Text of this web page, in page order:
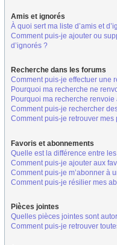
Amis et ignorés
À quoi sert ma liste d’amis et
Comment puis-je ajouter ou
d’ignorés ?
Recherche dans les forums
Comment puis-je effectuer une
Pourquoi ma recherche ne
Pourquoi ma recherche
Comment puis-je rechercher
Comment puis-je retrouver
Favoris et abonnements
Quelle est la différence entre
Comment puis-je ajouter aux
Comment puis-je m’abonner à
Comment puis-je résilier mes
Pièces jointes
Quelles pièces jointes sont
Comment puis-je retrouver